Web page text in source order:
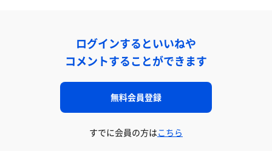
ログインするといいねや
コメントすることができます
無料会員登録
すでに会員の方はこちら